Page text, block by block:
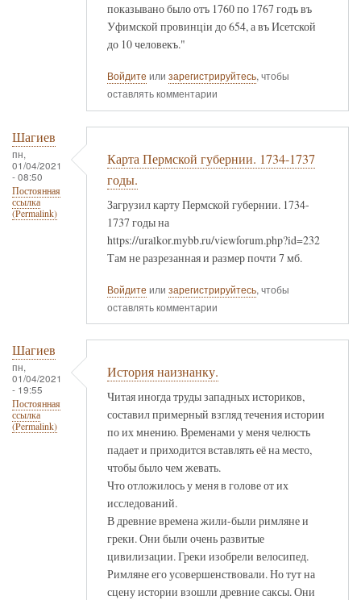
показывано было отъ 1760 по 1767 годъ въ
Уфимской провинцiи до 654, а въ Исетской
до 10 человекъ."
Войдите или зарегистрируйтесь, чтобы
оставлять комментарии
Шагиев
пн,
01/04/2021
- 08:50
Постоянная
ссылка
(Permalink)
Карта Пермской губернии. 1734-1737
годы.
Загрузил карту Пермской губернии. 1734-
1737 годы на
https://uralkor.mybb.ru/viewforum.php?id=232
Там не разрезанная и размер почти 7 мб.
Войдите или зарегистрируйтесь, чтобы
оставлять комментарии
Шагиев
пн,
01/04/2021
- 19:55
Постоянная
ссылка
(Permalink)
История наизнанку.
Читая иногда труды западных историков,
составил примерный взгляд течения истории
по их мнению. Временами у меня челюсть
падает и приходится вставлять её на место,
чтобы было чем жевать.
Что отложилось у меня в голове от их
исследований.
В древние времена жили-были римляне и
греки. Они были очень развитые
цивилизации. Греки изобрели велосипед.
Римляне его усовершенствовали. Но тут на
сцену истории взошли древние саксы. Они